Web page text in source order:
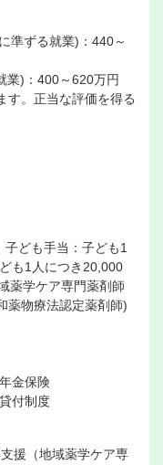
準ずる就業)：440～
業)：400～620万円
す。正当な評価を得る
ども手当：子ども1
も1人につき20,000
薬学ケア専門薬剤師
物療法認定薬剤師)
金保険
付制度
援（地域薬学ケア専